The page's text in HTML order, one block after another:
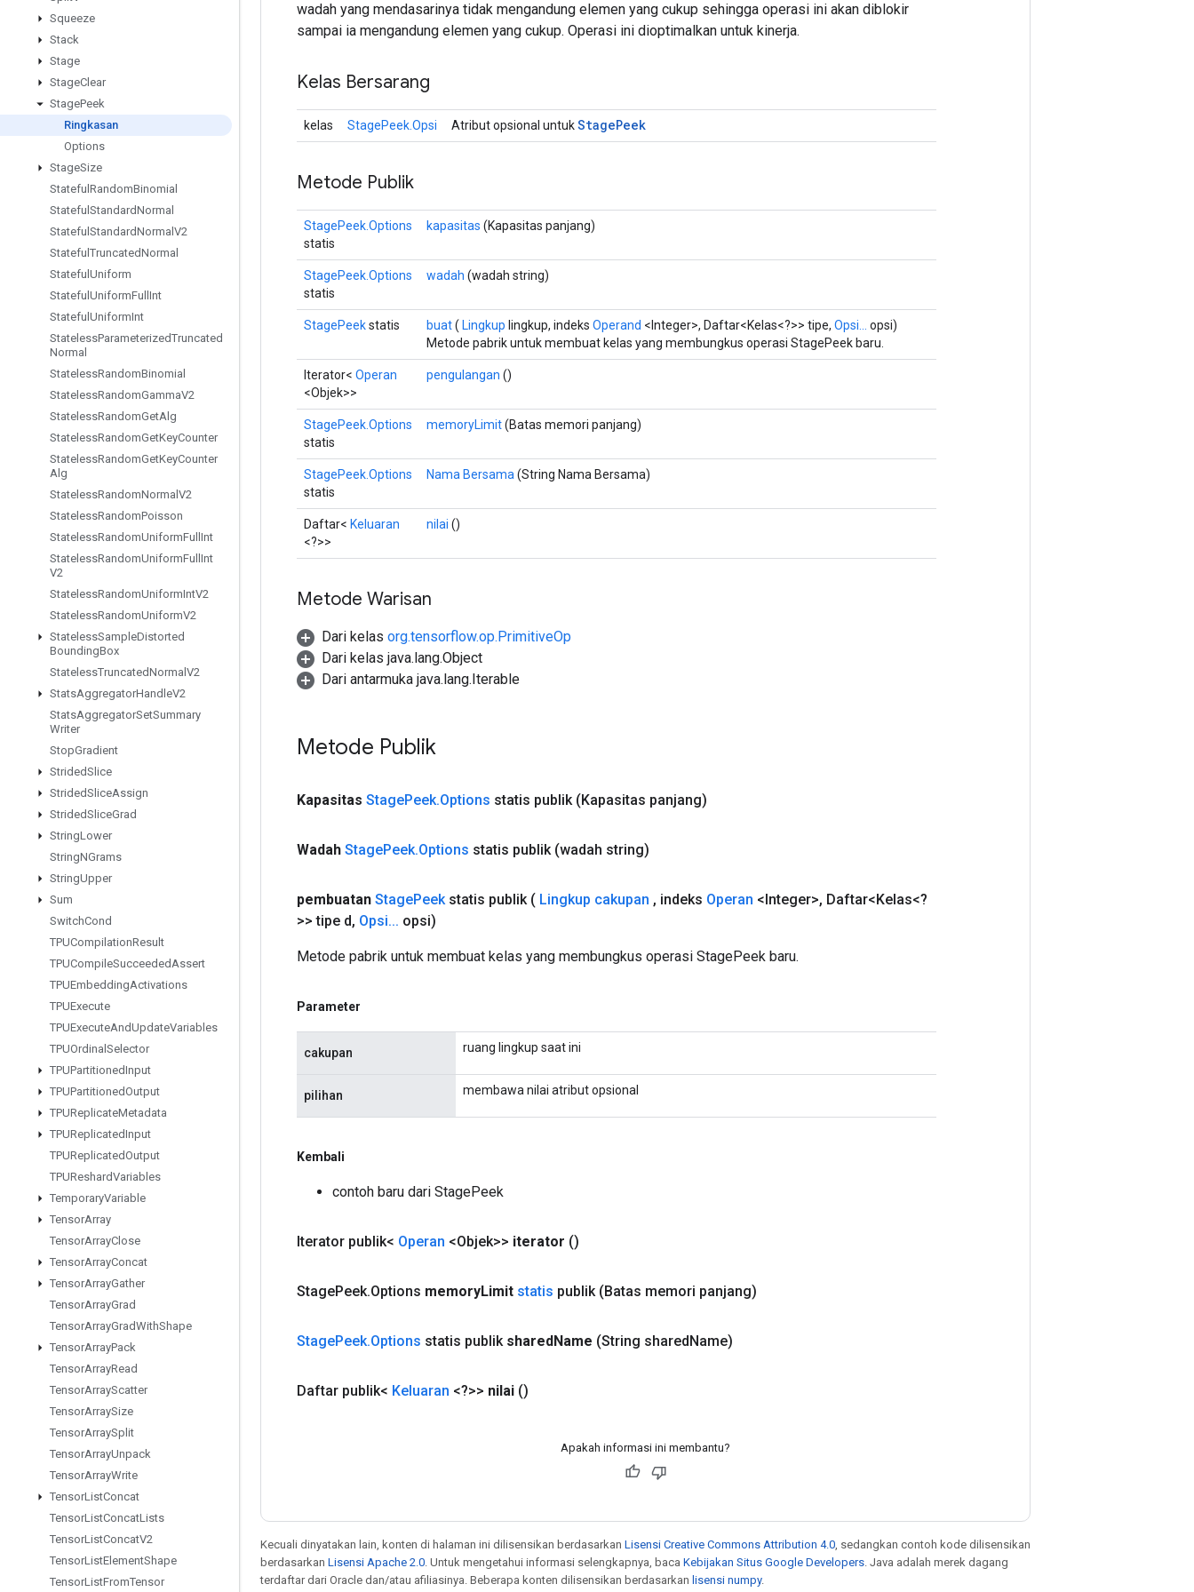
Squeeze
Stack
Stage
StageClear
StagePeek
Ringkasan
Options
StageSize
Stateful RandomBinomial
Stateful StandardNormal
Stateful StandardNormal V2
Stateful TruncatedNormal
Stateful Uniform
Stateful UniformFull Int
Stateful UniformInt
StatelessParameterizedTruncated
Normal
StatelessRandomBinomial
StatelessRandomGammaV2
StatelessRandomGetAlg
StatelessRandomGetKeyCounter
StatelessRandomGetKeyCounter
Alg
StatelessRandomNormal V2
StatelessRandomPoisson
StatelessRandomUniformFull Int
StatelessRandomUniformFull Int
V2
StatelessRandomUniformIntV2
StatelessRandomUniformV2
StatelessSampleDistorted
BoundingBox
StatelessTruncatedNormal V2
StatsAggregatorHandleV2
StatsAggregatorSetSummary
Writer
StopGradient
StridedSlice
StridedSliceAssign
StridedSliceGrad
StringLower
StringNGrams
StringUpper
Sum
SwitchCond
TPUCompilationResult
TPUCompileSucceededAssert
TPUEmbeddingActivations
TPUExecute
TPUExecuteAndUpdateVariables
TPUOrdinal Selector
TPUPartitionedInput
TPUPartitionedOutput
TPUReplicateMetadata
TPUReplicatedInput
TPUReplicatedOutput
TPUReshardVariables
TemporaryVariable
TensorArray
TensorArrayClose
TensorArrayConcat
TensorArrayGather
TensorArrayGrad
TensorArrayGradWithShape
TensorArrayPack
TensorArrayRead
TensorArrayScatter
TensorArraySize
TensorArraySplit
TensorArrayUnpack
TensorArrayWrite
TensorListConcat
TensorListConcatLists
TensorListConcatV2
TensorListElementShape
TensorListFromTensor
wadah yang mendasarinya tidak mengandung elemen yang cukup sehingga operasi ini akan diblokir
sampai ia mengandung elemen yang cukup. Operasi ini dioptimalkan untuk kinerja.
Kelas Bersarang
kelas StagePeek.Opsi Atribut opsional untukStagePeek
Metode Publik
StagePeek.Options
statis
kapasitas (Kapasitas panjang)
StagePeek.Options
statis
wadah (wadah string)
StagePeekstatis buat( Lingkup lingkup, indeks Operand <Integer>, Daftar<Kelas<?>> tipe, Opsi...
opsi)
Metode pabrik untuk membuat kelas yang membungkus operasi StagePeek baru.
Iterator< Operan
<Objek>>
pengulangan ()
StagePeek.Options
statis
memoryLimit(Batas memori panjang)
StagePeek.Options
statis
Nama Bersama (String Nama Bersama)
Daftar< Keluaran
<?>>
nilai ()
Metode Warisan
Dari kelas org.tensorflow.op.PrimitiveOp
Dari kelas java.lang.Object
Dari antarmuka java.lang.Iterable
Metode Publik
Kapasitas StagePeek.Options statis publik (Kapasitas panjang)
Wadah StagePeek.Options statis publik (wadah string)
pembuatan StagePeekstatis publik ( Lingkup cakupan , indeks Operan <Integer>, Daftar<Kelas<?
>> tipe d, Opsi... opsi)
Metode pabrik untuk membuat kelas yang membungkus operasi StagePeek baru.
Parameter
cakupan ruang lingkup saat ini
pilihan membawa nilai atribut opsional
Kembali
contoh baru dari StagePeek
Iterator publik< Operan <Objek>> iterator ()
StagePeek.Options memoryLimit statis publik (Batas memori panjang)
StagePeek.Options statis publik sharedName (String sharedName)
Daftar publik< Keluaran <?>> nilai ()
Apakah informasi ini membantu?
Kecuali dinyatakan lain, konten di halaman ini dilisensikan berdasarkan Lisensi Creative Commons Attribution 4.0 , sedangkan contoh kode dilisensikan
berdasarkan Lisensi Apache 2.0 . Untuk mengetahui informasi selengkapnya, baca Kebijakan Situs Google Developers . Java adalah merek dagang
terdaftar dari Oracle dan/atau afiliasinya. Beberapa konten dilisensikan berdasarkan lisensi numpy.